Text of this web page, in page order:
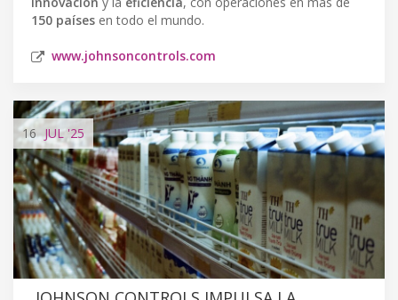
150 países en todo el mundo.
www.johnsoncontrols.com
16 JUL'25